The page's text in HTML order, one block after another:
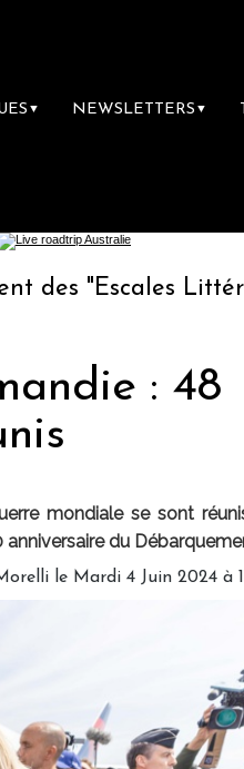
▼ NEWSLETTERS ▼
Littéraires", la
: 48
mondiale se sont
du
le Mardi 4 Juin 2024 à